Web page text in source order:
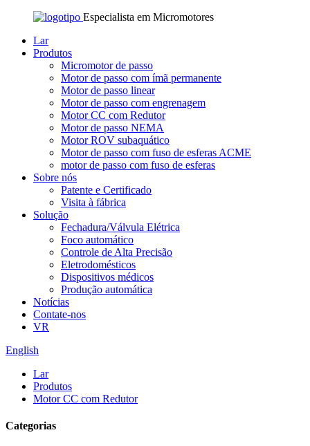
Especialista em Micromotores
Lar
Produtos
Micromotor de passo
Motor de passo com ímã permanente
Motor de passo linear
Motor de passo com engrenagem
Motor CC com Redutor
Motor de passo NEMA
Motor ROV subaquático
Motor de passo com fuso de esferas ACME
motor de passo com fuso de esferas
Sobre nós
Patente e Certificado
Visita à fábrica
Solução
Fechadura/Válvula Elétrica
Foco automático
Controle de Alta Precisão
Eletrodomésticos
Dispositivos médicos
Produção automática
Notícias
Contate-nos
VR
English
Lar
Produtos
Motor CC com Redutor
Categorias